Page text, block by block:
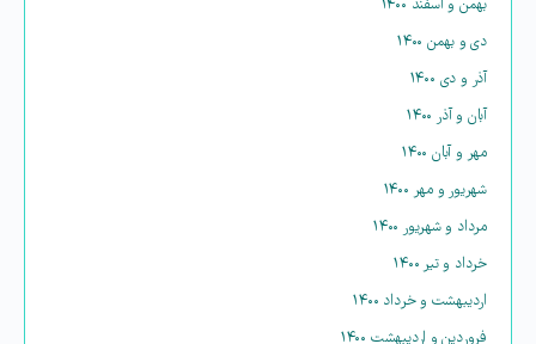
دی و بهمن ۱۴۰۰
آذر و دی ۱۴۰۰
آبان و آذر ۱۴۰۰
مهر و آبان ۱۴۰۰
شهریور و مهر ۱۴۰۰
مرداد و شهریور ۱۴۰۰
خرداد و تیر ۱۴۰۰
اردیبهشت و خرداد ۱۴۰۰
فروردین و اردیبهشت ۱۴۰۰